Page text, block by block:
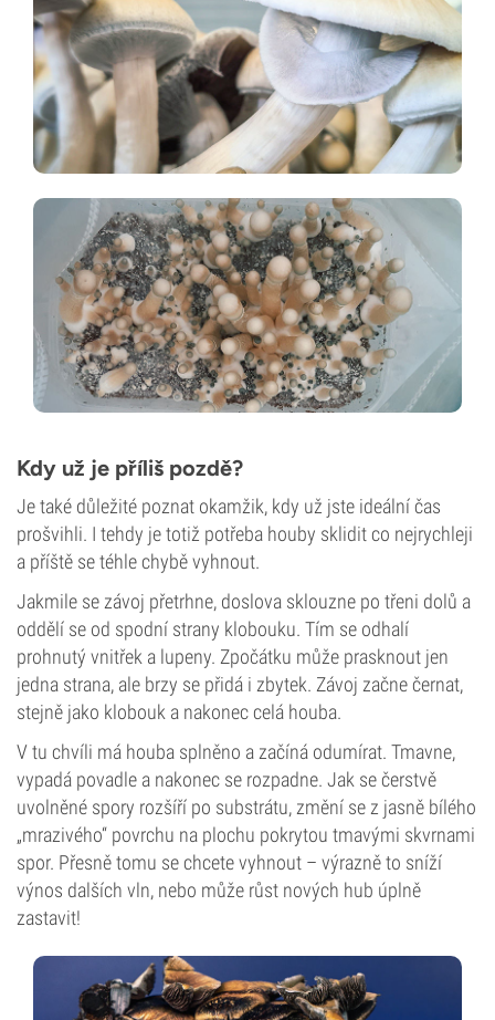
Kdy už je příliš pozdě?
Je také důležité poznat okamžik, kdy už jste ideální čas
prošvihli. I tehdy je totiž potřeba houby sklidit co nejrychleji
a příště se téhle chybě vyhnout.
Jakmile se závoj přetrhne, doslova sklouzne po třeni dolů a
oddělí se od spodní strany klobouku. Tím se odhalí
prohnutý vnitřek a lupeny. Zpočátku může prasknout jen
jedna strana, ale brzy se přidá i zbytek. Závoj začne černat,
stejně jako klobouk a nakonec celá houba.
V tu chvíli má houba splněno a začíná odumírat. Tmavne,
vypadá povadle a nakonec se rozpadne. Jak se čerstvě
uvolněné spory rozšíří po substrátu, změní se z jasně bílého
„mrazivého“ povrchu na plochu pokrytou tmavými skvrnami
spor. Přesně tomu se chcete vyhnout – výrazně to sníží
výnos dalších vln, nebo může růst nových hub úplně
zastavit!